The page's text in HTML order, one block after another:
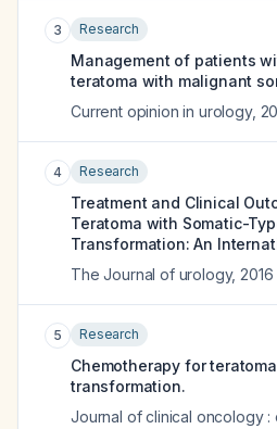
3 Research
Management of patients
teratoma with malignant
Current opinion in urology,
4 Research
Treatment and Clinical
Teratoma with Somatic-
Transformation: An
The Journal of urology, 2016
5 Research
Chemotherapy for
transformation.
Journal of clinical oncology :